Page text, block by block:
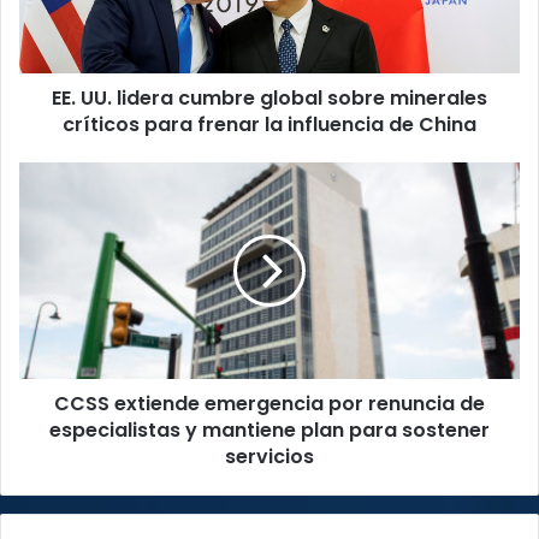
minerales
críticos
para
frenarEE. UU. lidera cumbre global sobre minerales
críticos para frenar la influencia de China
especialistas
mantiene
para
CCSS extiende emergencia por renuncia de
especialistas y mantiene plan para sostener
servicios